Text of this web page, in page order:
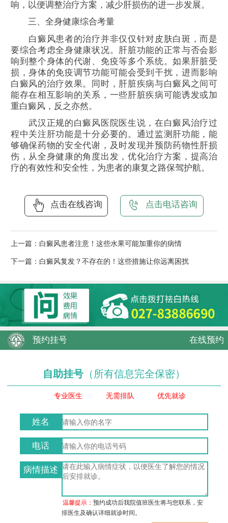
响，以便调整治疗方案，减少肝损伤的进一步发展。
三、全身健康综合考量
白癜风患者的治疗并非仅仅针对皮肤白斑，而是
要综合考虑全身健康状况。肝脏功能的正常与否会影
响到整个身体的代谢、免疫等多个系统。如果肝脏受
损，身体的免疫调节功能可能会受到干扰，进而影响
白癜风的治疗效果。同时，肝脏疾病与白癜风之间可
能存在相互影响的关系，一些肝脏疾病可能诱发或加
重白癜风，反之亦然。
武汉正规的白癜风医院医生说，在白癜风治疗过
程中关注肝功能是十分必要的。通过监测肝功能，能
够确保药物的安全代谢，及时发现并预防药物性肝损
伤，从全身健康的角度出发，优化治疗方案，提高治
疗的有效性和安全性，为患者的康复之路保驾护航。
点击在线咨询 点击电话咨询
上一篇： 白癜风患者注意！这些水果可能加重你的病情
下一篇： 白癜风复发？不存在的！这些措施让你远离困扰
预约挂号 在线预约
自助挂号 （所有信息完全保密）
专业医生 无需排队 优先就诊
姓名
电话
病情描述
温馨提示：预约成功后我院值班医生将与您联系，安
排医生及确认详细就诊时间。